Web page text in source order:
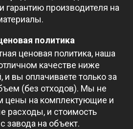
гарантию производителя на
политика
ценовая политика, наша
качестве ниже
и вы оплачиваете только за
(без отходов). Мы не
цены на комплектующие и
расходы, и стоимость
завода на объект.